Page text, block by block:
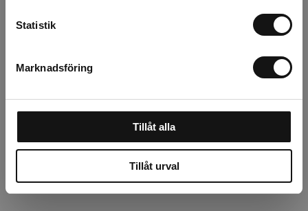
Statistik
Marknadsföring
Tillåt alla
Tillåt urval